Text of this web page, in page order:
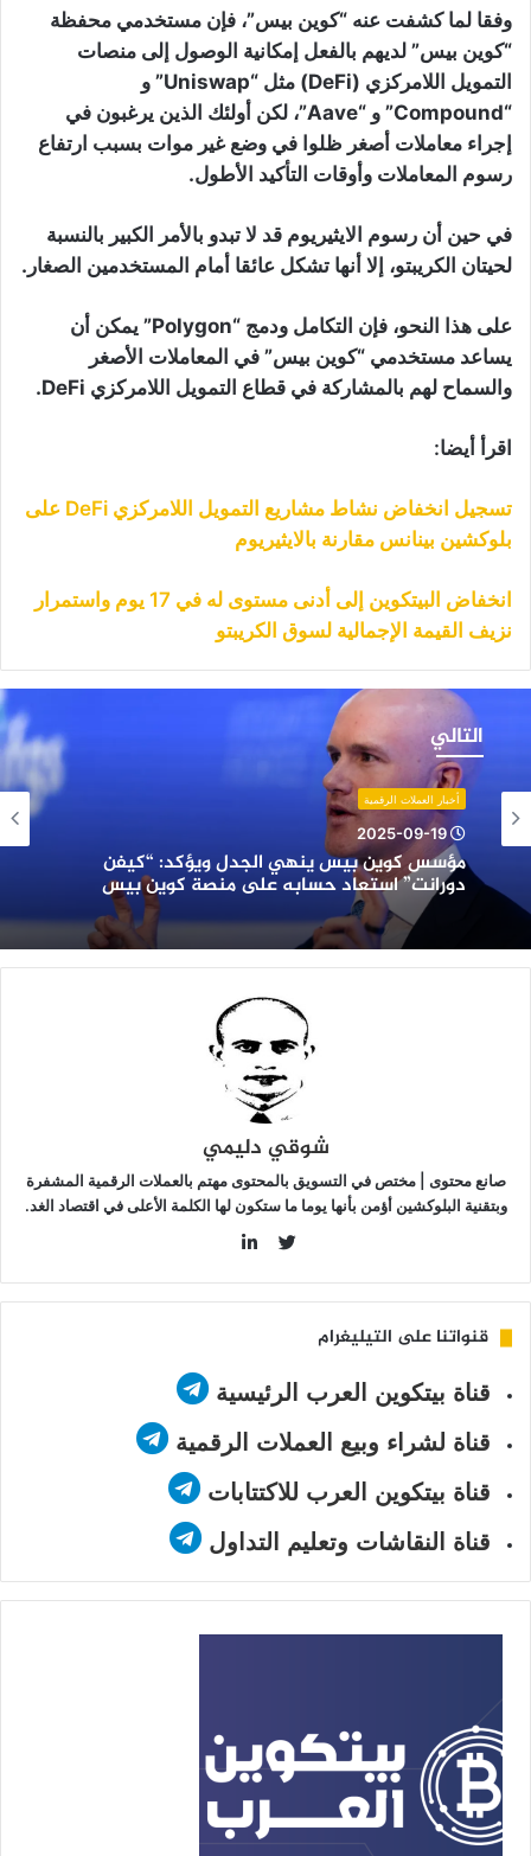
وفقا لما كشفت عنه “كوين بيس”، فإن مستخدمي محفظة
“كوين بيس” لديهم بالفعل إمكانية الوصول إلى منصات
التمويل اللامركزي (DeFi) مثل “Uniswap” و
“Compound” و “Aave”، لكن أولئك الذين يرغبون في
إجراء معاملات أصغر ظلوا في وضع غير موات بسبب ارتفاع
رسوم المعاملات وأوقات التأكيد الأطول.
في حين أن رسوم الايثيريوم قد لا تبدو بالأمر الكبير بالنسبة
لحيتان الكريبتو، إلا أنها تشكل عائقا أمام المستخدمين الصغار.
على هذا النحو، فإن التكامل ودمج “Polygon” يمكن أن
يساعد مستخدمي “كوين بيس” في المعاملات الأصغر
والسماح لهم بالمشاركة في قطاع التمويل اللامركزي DeFi.
اقرأ أيضا:
تسجيل انخفاض نشاط مشاريع التمويل اللامركزي DeFi على
بلوكشين بينانس مقارنة بالايثيريوم
انخفاض البيتكوين ​​إلى أدنى مستوى له في 17 يوم واستمرار
نزيف القيمة الإجمالية لسوق الكريبتو
التالي
الجدل
ويؤكد:
“كيفن
استعاد
على
منصة
أخبار العملات الرقمية
2025-09-19
مؤسس كوين بيس ينهي الجدل ويؤكد: “كيفن
دورانت” استعاد حسابه على منصة كوين بيس
شوقي دليمي
صانع محتوى | مختص في التسويق بالمحتوى مهتم بالعملات الرقمية المشفرة
وبتقنية البلوكشين أؤمن بأنها يوما ما ستكون لها الكلمة الأعلى في اقتصاد الغد.
قنواتنا على التيليغرام
قناة بيتكوين العرب الرئيسية
قناة لشراء وبيع العملات الرقمية
قناة بيتكوين العرب للاكتتابات
قناة النقاشات وتعليم التداول